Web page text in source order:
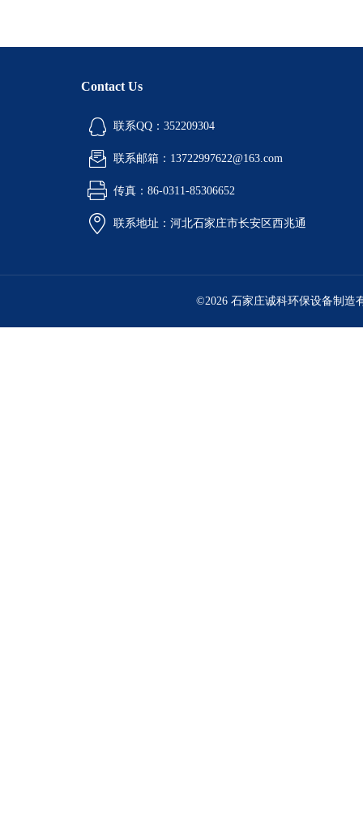
Contact Us
联系QQ：352209304
联系邮箱：13722997622@163.com
传真：86-0311-85306652
联系地址：河北石家庄市长安区西兆通
©2026 石家庄诚科环保设备制造